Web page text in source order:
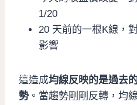
1/20
20 天前的一根K線，
影響
這造成均線反映的是過去
勢。當趨勢剛剛反轉，均